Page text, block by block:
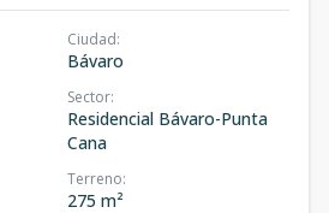
Ciudad:
Bávaro
Sector:
Residencial Bávaro-Punta
Cana
Terreno:
275 m²